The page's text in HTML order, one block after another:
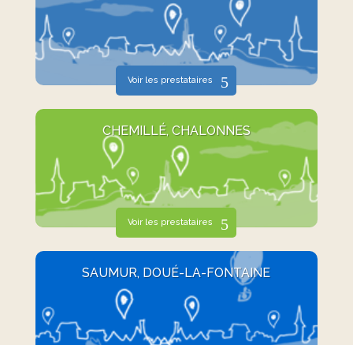
Voir les prestataires
CHEMILLÉ, CHALONNES
Voir les prestataires
SAUMUR, DOUÉ-LA-FONTAINE